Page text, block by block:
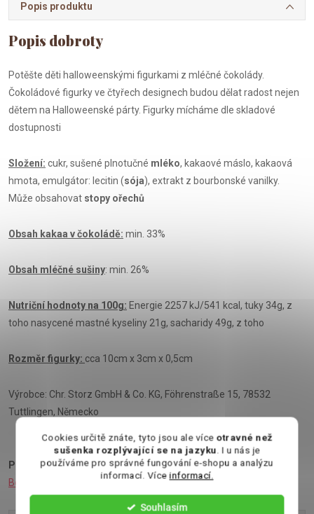
Cookies určitě znáte, tyto jsou ale více otravné než
sušenka rozplývající se na jazyku. I u nás je
používáme pro správné fungování e-shopu a analýzu
informací. Víceinformací.
Souhlasím
Popis produktu
Potěšte děti halloweenskými figurkami z mléčné čokolády.
Čokoládové figurky ve čtyřech designech budou dělat radost nejen
dětem na Halloweenské párty. Figurky mícháme dle skladové
dostupnosti
Složení: cukr, sušené plnotučné mléko, kakaové máslo, kakaová
hmota, emulgátor: lecitin (sója), extrakt z bourbonské vanilky.
Může obsahovat stopy ořechů
Obsah kakaa v čokoládě: min. 33%
Obsah mléčné sušiny: min. 26%
Nutriční hodnoty na 100g: Energie 2257 kJ/541 kcal, tuky 34g, z
toho nasycené mastné kyseliny 21g, sacharidy 49g, z toho
Rozměr figurky: cca 10cm x 3cm x 0,5cm
Výrobce: Chr. Storz GmbH & Co. KG, Föhrenstraße 15, 78532
Tuttlingen, Německo
Podívejte se také na: Čokoládový krém,Belgické pralinky,
Bonboniéry
Cukrovinky,Čokoládové mince